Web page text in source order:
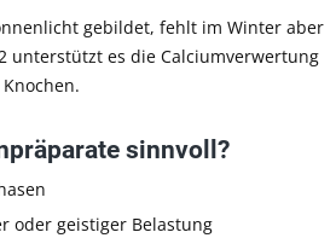
gebildet, fehlt im Winter aber
unterstützt es die Calciumverwertung
sinnvoll?
oder geistiger Belastung